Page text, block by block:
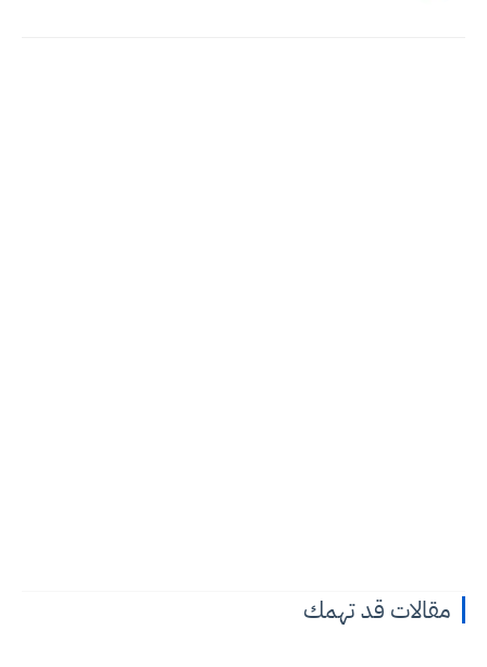
مقالات قد تهمك